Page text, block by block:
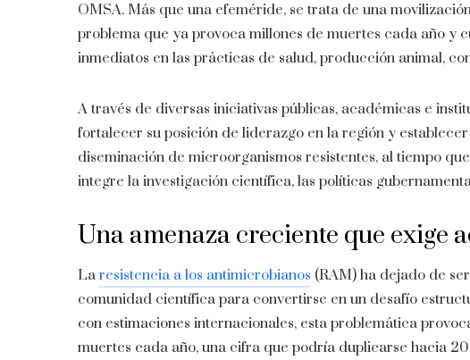
OMSA. Más que una efeméride, se trata de una
problema que ya provoca millones de muertes cada año y
inmediatos en las prácticas de salud, producción animal,
A través de diversas iniciativas públicas, académicas e
fortalecer su posición de liderazgo en la región y
diseminación de microorganismos resistentes, al tiempo
integre la investigación científica, las políticas
Una amenaza creciente que exige
La resistencia a los antimicrobianos (RAM) ha dejado de
comunidad científica para convertirse en un desafío
con estimaciones internacionales, esta problemática
muertes cada año, una cifra que podría duplicarse hacia